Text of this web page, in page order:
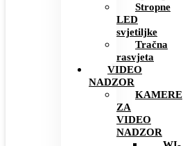
Stropne
LED
svjetiljke
Tračna
rasvjeta
VIDEO
NADZOR
KAMERE
ZA
VIDEO
NADZOR